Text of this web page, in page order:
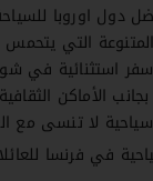
دول اوروبا
التي يتحمس
استثنائية في
الأماكن
لا تنسى مع
في فرنسا